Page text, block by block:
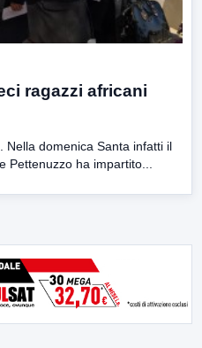
ragazzi africani
Nella domenica Santa infatti il
Pettenuzzo ha impartito...